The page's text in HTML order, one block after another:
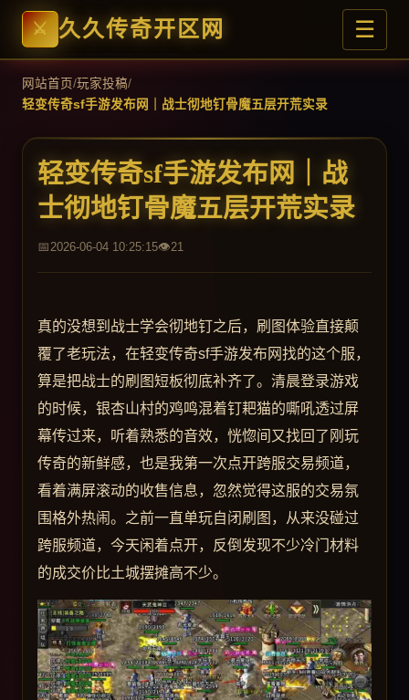
久久传奇开区网 ☰
网站首页/玩家投稿/
轻变传奇sf手游发布网｜战士彻地钉骨魔五层开荒实录
轻变传奇sf手游发布网｜战
士彻地钉骨魔五层开荒实录
2026-06-04 10:25:15 21
真的没想到战士学会彻地钉之后，刷图体验直接颠
覆了老玩法，在轻变传奇sf手游发布网找的这个服，
算是把战士的刷图短板彻底补齐了。清晨登录游戏
的时候，银杏山村的鸡鸣混着钉耙猫的嘶吼透过屏
幕传过来，听着熟悉的音效，恍惚间又找回了刚玩
传奇的新鲜感，也是我第一次点开跨服交易频道，
看着满屏滚动的收售信息，忽然觉得这服的交易氛
围格外热闹。之前一直单玩自闭刷图，从来没碰过
跨服频道，今天闲着点开，反倒发现不少冷门材料
的成交价比土城摆摊高不少。